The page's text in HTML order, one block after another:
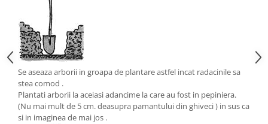
Se aseaza arborii in groapa de plantare astfel incat radacinile sa
stea comod .
Plantati arborii la aceiasi adancime la care au fost in pepiniera.
(Nu mai mult de 5 cm. deasupra pamantului din ghiveci ) in sus ca
si in imaginea de mai jos .